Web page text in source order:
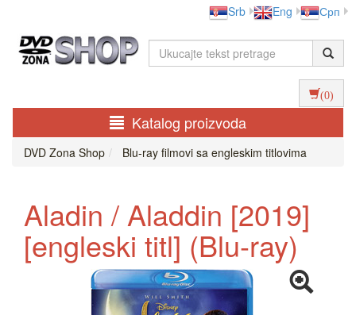
Srb Eng Срп
(0)
Katalog proizvoda
DVD Zona Shop Blu-ray filmovi sa engleskim titlovima
Aladin / Aladdin [2019]
[engleski titl] (Blu-ray)